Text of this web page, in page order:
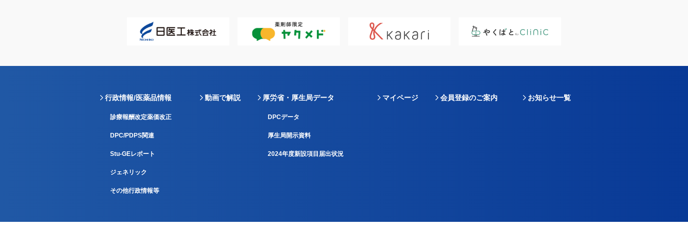
行政情報/医薬品情報
診療報酬改定薬価改正
DPC/PDPS関連
Stu-GEレポート
ジェネリック
その他行政情報等
動画で解説 厚労省・厚生局データ
DPCデータ
厚生局開示資料
2024年度新設項目届出状況
マイページ 会員登録のご案内 お知らせ一覧